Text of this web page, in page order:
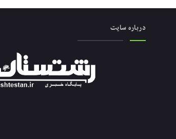
درباره سایت